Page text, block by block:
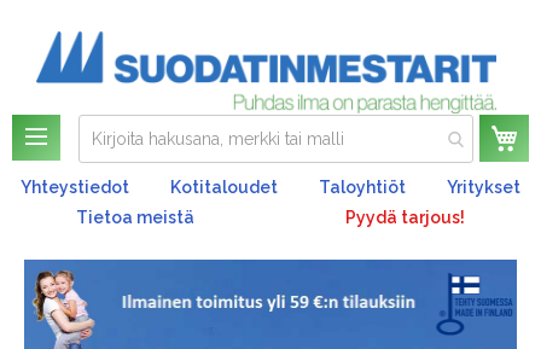
Yhteystiedot Kotitaloudet Taloyhtiöt
Yritykset
Tietoa meistä
Pyydä tarjous!